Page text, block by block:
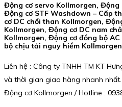
Động cơ servo Kollmorgen,
Động cơ STF Washdown – Cấp
cơ DC chổi than Kollmorgen,
Kollmorgen, Động cơ DC nam
Kollmorgen, Động cơ đồng bộ
bộ chịu tải nguy hiểm
Liên hệ : Công ty TNHH TM KT
và thời gian giao hàng nhanh nhất.
Động cơ Kollmorgen / Hotline :